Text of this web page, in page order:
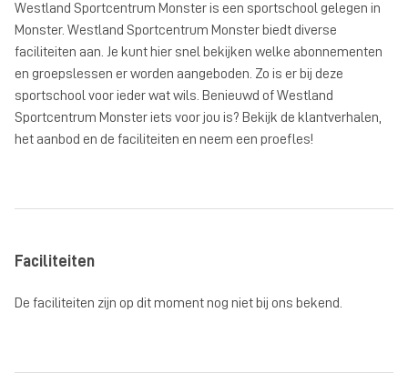
Westland Sportcentrum Monster is een sportschool gelegen in
Monster. Westland Sportcentrum Monster biedt diverse
faciliteiten aan. Je kunt hier snel bekijken welke abonnementen
en groepslessen er worden aangeboden. Zo is er bij deze
sportschool voor ieder wat wils. Benieuwd of Westland
Sportcentrum Monster iets voor jou is? Bekijk de klantverhalen,
het aanbod en de faciliteiten en neem een proefles!
Faciliteiten
De faciliteiten zijn op dit moment nog niet bij ons bekend.